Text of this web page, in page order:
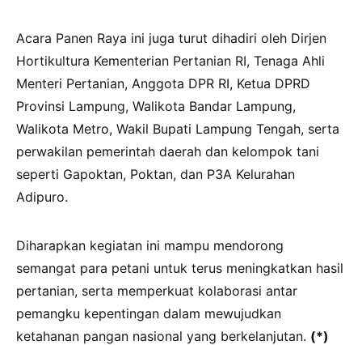
Acara Panen Raya ini juga turut dihadiri oleh Dirjen
Hortikultura Kementerian Pertanian RI, Tenaga Ahli
Menteri Pertanian, Anggota DPR RI, Ketua DPRD
Provinsi Lampung, Walikota Bandar Lampung,
Walikota Metro, Wakil Bupati Lampung Tengah, serta
perwakilan pemerintah daerah dan kelompok tani
seperti Gapoktan, Poktan, dan P3A Kelurahan
Adipuro.
Diharapkan kegiatan ini mampu mendorong
semangat para petani untuk terus meningkatkan hasil
pertanian, serta memperkuat kolaborasi antar
pemangku kepentingan dalam mewujudkan
ketahanan pangan nasional yang berkelanjutan. (*)